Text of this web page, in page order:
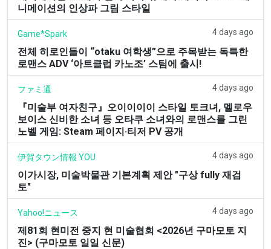
니메이션의 인상파 그림 스타일
Game*Spark 4 days ago
전체 히로인들이 “otaku 여학생”으로 주목받는 독특한
로맨스 ADV ‘아트클럽 카노조’ 스팀에 출시!
ファミ通 4 days ago
『미술부 여자친구』오이이이이 스타일 토크녀, 멜로우
보이스 신비한 소녀 등 오타쿠 소녀와의 로맨스를 그린
노벨 게임: Steam 페이지·티저 PV 공개
伊賀タウン情報 YOU 4 days ago
이가시장, 미술박물관 기본계획 제안 "구상 fully 재검
토"
Yahoo!ニュース 4 days ago
제81회 현미전 중지 현 미술협회 <2026년 구마모토 지
진> (구마모토 일일 신문)